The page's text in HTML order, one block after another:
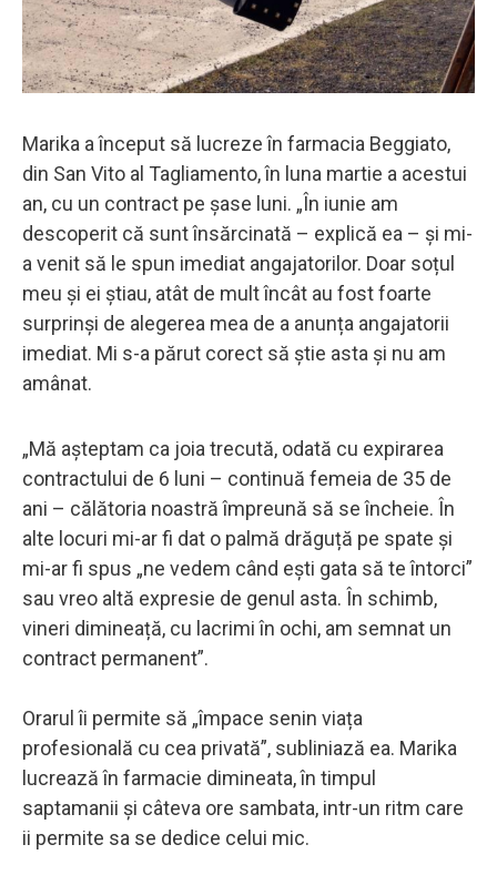
Marika a început să lucreze în farmacia Beggiato,
din San Vito al Tagliamento, în luna martie a acestui
an, cu un contract pe șase luni. „În iunie am
descoperit că sunt însărcinată – explică ea – și mi-
a venit să le spun imediat angajatorilor. Doar soțul
meu și ei știau, atât de mult încât au fost foarte
surprinși de alegerea mea de a anunța angajatorii
imediat. Mi s-a părut corect să știe asta și nu am
amânat.
„Mă așteptam ca joia trecută, odată cu expirarea
contractului de 6 luni – continuă femeia de 35 de
ani – călătoria noastră împreună să se încheie. În
alte locuri mi-ar fi dat o palmă drăguță pe spate și
mi-ar fi spus „ne vedem când ești gata să te întorci”
sau vreo altă expresie de genul asta. În schimb,
vineri dimineață, cu lacrimi în ochi, am semnat un
contract permanent”.
Orarul îi permite să „împace senin viața
profesională cu cea privată”, subliniază ea. Marika
lucrează în farmacie dimineata, în timpul
saptamanii și câteva ore sambata, intr-un ritm care
ii permite sa se dedice celui mic.